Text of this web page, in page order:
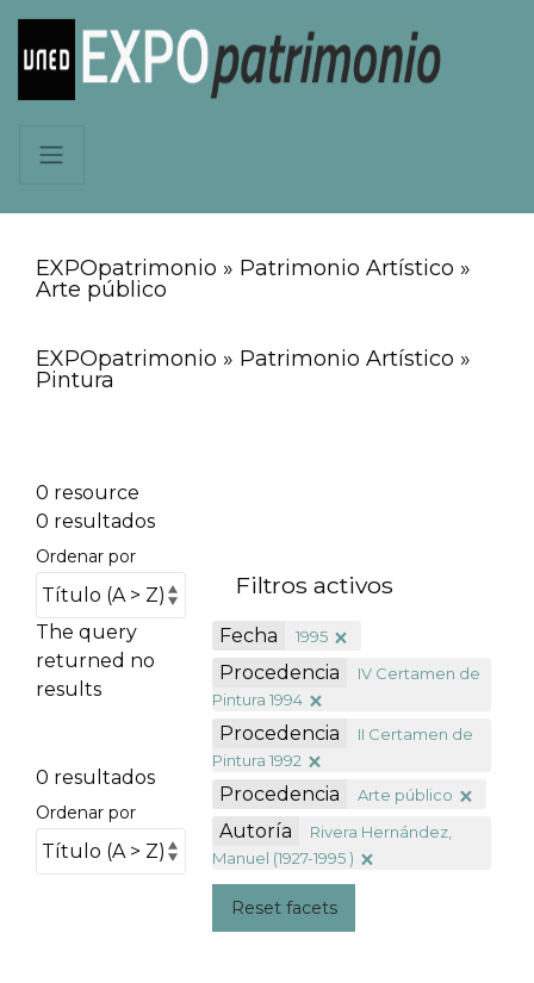
EXPOpatrimonio » Patrimonio Artístico »
Arte público
EXPOpatrimonio » Patrimonio Artístico »
Pintura
0 resource
0 resultados
Ordenar por
The query
returned no
results
0 resultados
Ordenar por
Filtros activos
Fecha 1995
Procedencia
IV Certamen de
Pintura 1994
Procedencia
II Certamen de
Pintura 1992
Procedencia Arte público
Autoría
Rivera Hernández,
Manuel (1927-1995 )
Reset facets